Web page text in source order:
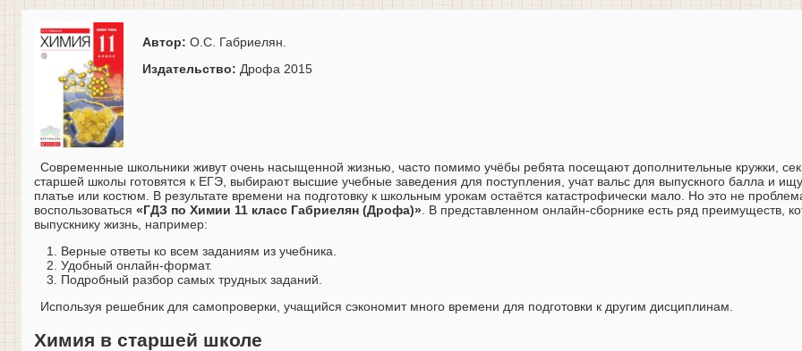
Автор: О.С. Габриелян.
Издательство: Дрофа 2015
Современные школьники живут очень насыщенной жизнью, часто помимо учёбы ребята посещают дополнительные кружки,
старшей школы готовятся к ЕГЭ, выбирают высшие учебные заведения для поступления, учат вальс для выпускного балла и
платье или костюм. В результате времени на подготовку к школьным урокам остаётся катастрофически мало. Но это не
воспользоваться «ГДЗ по Химии 11 класс Габриелян (Дрофа)». В представленном онлайн-сборнике есть ряд преимуществ,
выпускнику жизнь, например:
Верные ответы ко всем заданиям из учебника.
Удобный онлайн-формат.
Подробный разбор самых трудных заданий.
Используя решебник для самопроверки, учащийся сэкономит много времени для подготовки к другим дисциплинам.
Химия в старшей школе